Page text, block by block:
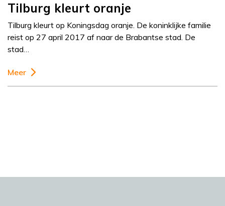
Tilburg kleurt oranje
Tilburg kleurt op Koningsdag oranje. De koninklijke familie
reist op 27 april 2017 af naar de Brabantse stad. De
stad…
Meer